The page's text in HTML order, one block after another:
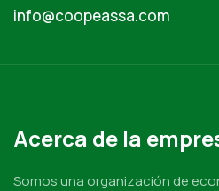
info@coopeassa.com
Acerca de la
Somos una organización de